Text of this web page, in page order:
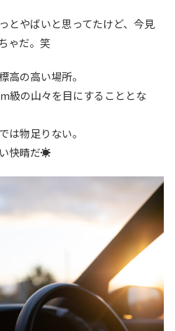
とやばいと思ってたけど、今見
ゃだ。笑
高の高い場所。
級の山々を目にすることとな
は物足りない。
快晴だ☀